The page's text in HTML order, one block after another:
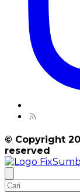
© Copyright
reserved